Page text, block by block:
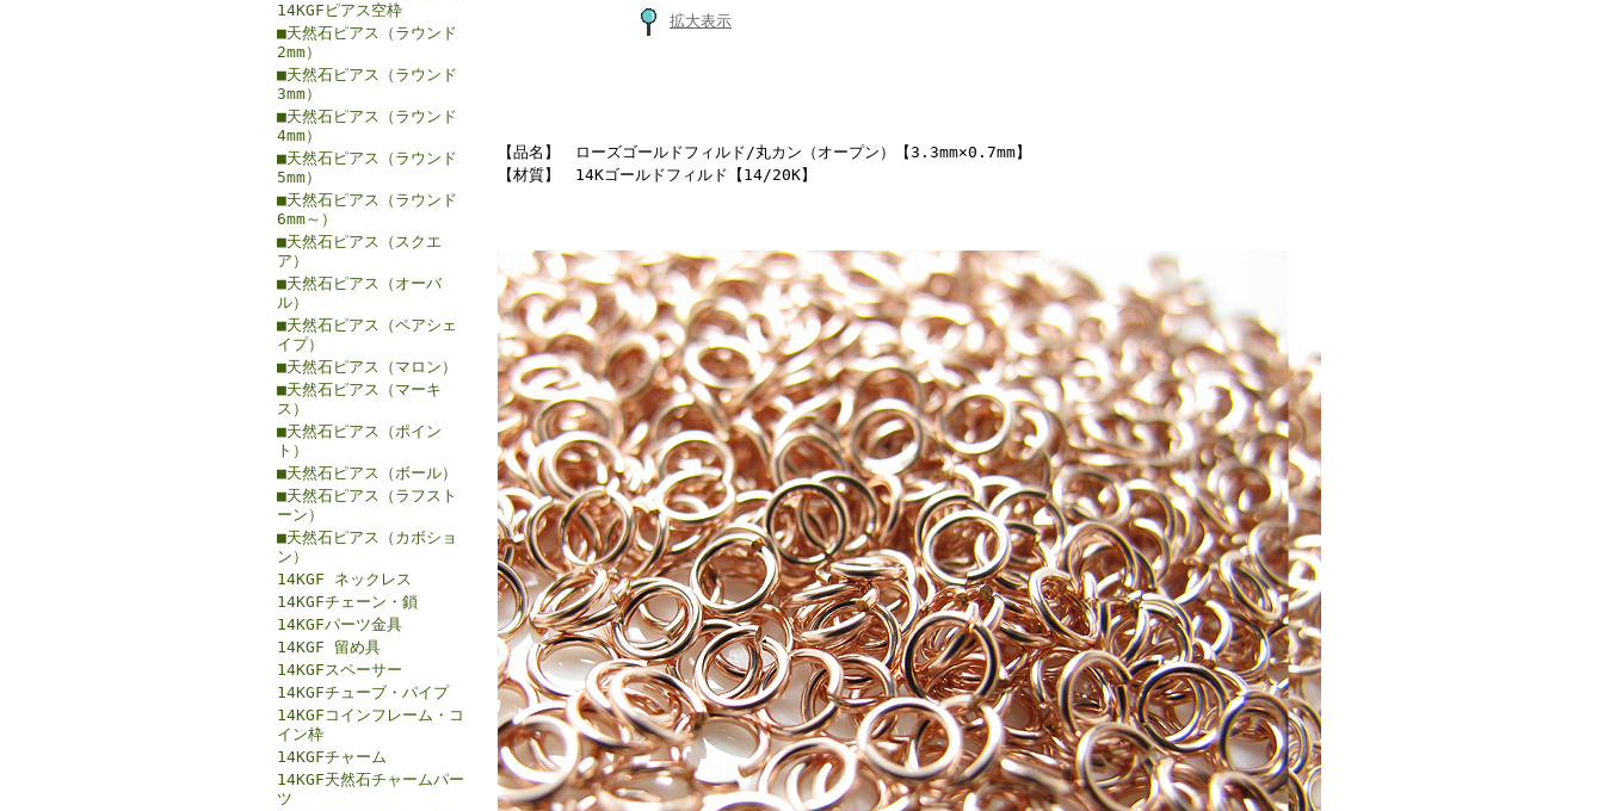
14KGFピアス空枠
■天然石ピアス（ラウンド
2mm）
■天然石ピアス（ラウンド
3mm）
■天然石ピアス（ラウンド
4mm）
■天然石ピアス（ラウンド
5mm）
■天然石ピアス（ラウンド
6mm～）
■天然石ピアス（スクエ
ア）
■天然石ピアス（オーバ
ル）
■天然石ピアス（ペアシェ
イプ）
■天然石ピアス（マロン）
■天然石ピアス（マーキ
ス）
■天然石ピアス（ポイン
ト）
■天然石ピアス（ボール）
■天然石ピアス（ラフスト
ーン）
■天然石ピアス（カボショ
ン）
14KGF ネックレス
14KGFチェーン・鎖
14KGFパーツ金具
14KGF 留め具
14KGFスペーサー
14KGFチューブ・パイプ
14KGFコインフレーム・コ
イン枠
14KGFチャーム
14KGF天然石チャームパー
ツ
拡大表示
【品名】 ローズゴールドフィルド/丸カン（オープン）【3.3mm×0.7mm】
【材質】 14Kゴールドフィルド【14/20K】